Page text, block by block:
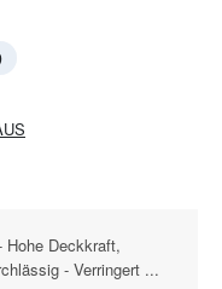
Hohe Deckkraft,
- Verringert ...